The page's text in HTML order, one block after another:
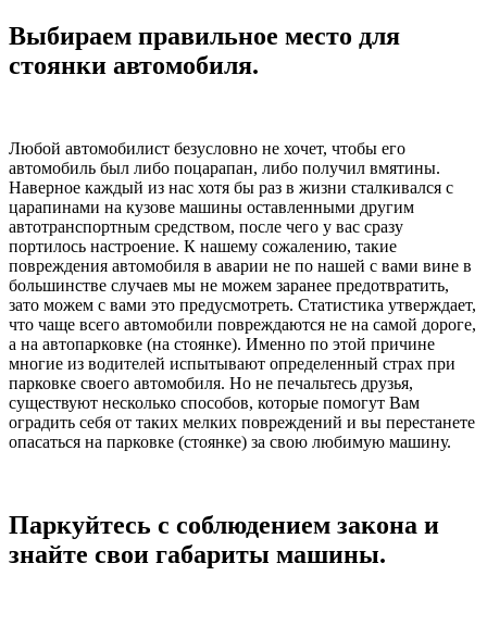
Выбираем правильное место для
стоянки автомобиля.
Любой автомобилист безусловно не хочет, чтобы его
автомобиль был либо поцарапан, либо получил вмятины.
Наверное каждый из нас хотя бы раз в жизни сталкивался с
царапинами на кузове машины оставленными другим
автотранспортным средством, после чего у вас сразу
портилось настроение. К нашему сожалению, такие
повреждения автомобиля в аварии не по нашей с вами вине в
большинстве случаев мы не можем заранее предотвратить,
зато можем с вами это предусмотреть. Статистика утверждает,
что чаще всего автомобили повреждаются не на самой дороге,
а на автопарковке (на стоянке). Именно по этой причине
многие из водителей испытывают определенный страх при
парковке своего автомобиля. Но не печальтесь друзья,
существуют несколько способов, которые помогут Вам
оградить себя от таких мелких повреждений и вы перестанете
опасаться на парковке (стоянке) за свою любимую машину.
Паркуйтесь с соблюдением закона и
знайте свои габариты машины.